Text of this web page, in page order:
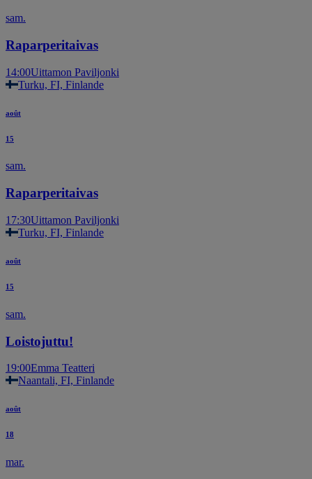
sam.
Raparperitaivas
14:00Uittamon Paviljonki
Turku, FI, Finlande
août
15
sam.
Raparperitaivas
17:30Uittamon Paviljonki
Turku, FI, Finlande
août
15
sam.
Loistojuttu!
19:00Emma Teatteri
Naantali, FI, Finlande
août
18
mar.